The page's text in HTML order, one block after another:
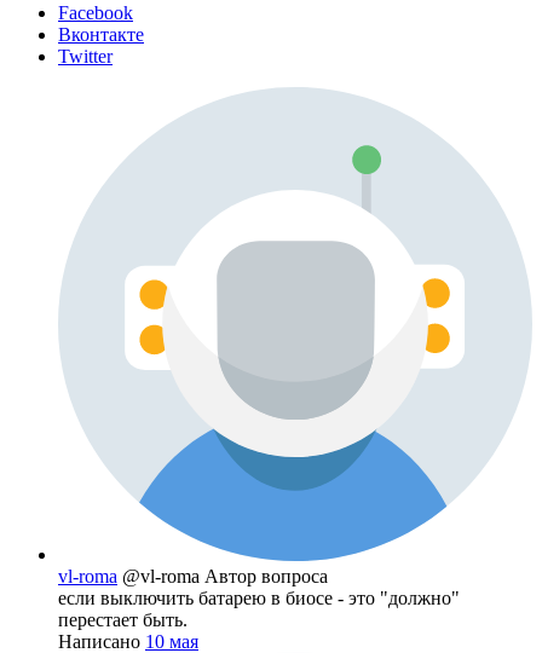
Facebook
Вконтакте
Twitter
vl-roma @vl-roma Автор вопроса
если выключить батарею в биосе - это "должно"
перестает быть.
Написано 10 мая